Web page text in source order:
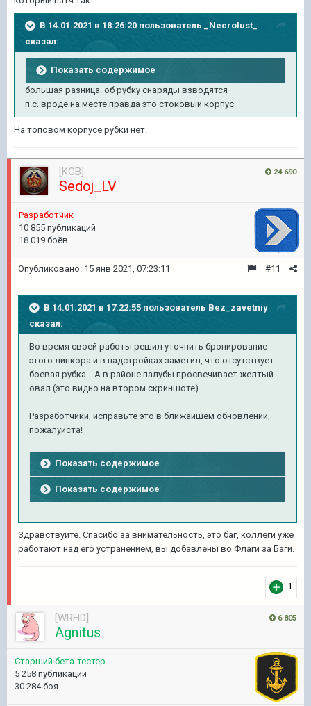
В 14.01.2021 в 18:26:20 пользователь
_Necrolust_
сказал:
Показать содержимое
большая разница. об рубку снаряды взводятся
п.с. вроде на месте.правда это стоковый корпус
На топовом корпусе рубки нет.
24 690
[KGB]
Sedoj_LV
Pазработчик
10 855 публикаций
18 019 боёв
#11
Опубликовано: 15 янв 2021, 07:23:11
В 14.01.2021 в 17:22:55 пользователь Bez_zavetniy
сказал:
Во время своей работы решил уточнить бронирование
этого линкора и в надстройках заметил, что отсутствует
боевая рубка... А в районе палубы просвечивает желтый
овал (это видно на втором скриншоте).
Разработчики, исправьте это в ближайшем обновлении,
пожалуйста!
Показать содержимое
Показать содержимое
Здравствуйте. Спасибо за внимательность, это баг, коллеги уже
работают над его устранением, вы добавлены во Флаги за Баги.
1
6 805
[WRHD]
Agnitus
Старший бета-тестер
5 258 публикаций
30 284 боя